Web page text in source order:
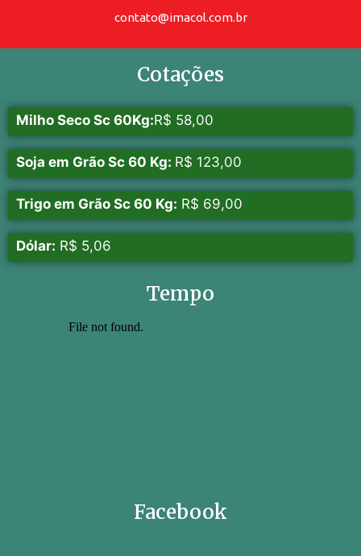
contato@imacol.com.br
Cotações
Milho Seco Sc 60Kg:R$ 58,00
Soja em Grão Sc 60 Kg: R$ 123,00
Trigo em Grão Sc 60 Kg: R$ 69,00
Dólar: R$ 5,06
Tempo
Facebook